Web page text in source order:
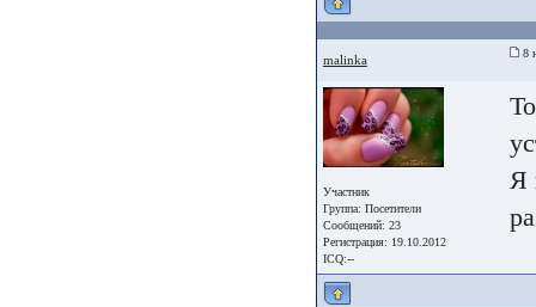
malinka 8
Участник
Группа: Посетители
Сообщений: 23
Регистрация: 19.10.2012
ICQ:--
Я